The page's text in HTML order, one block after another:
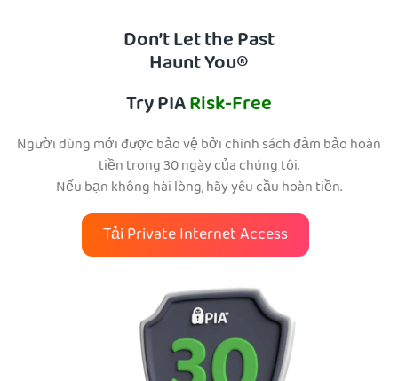
Don’t Let the Past
Haunt You®
Try PIARisk-Free
Người dùng mới được bảo vệ bởi chính sách đảm bảo hoàn
tiền trong 30 ngày của chúng tôi.
Nếu bạn không hài lòng, hãy yêu cầu hoàn tiền.
Tải Private Internet Access